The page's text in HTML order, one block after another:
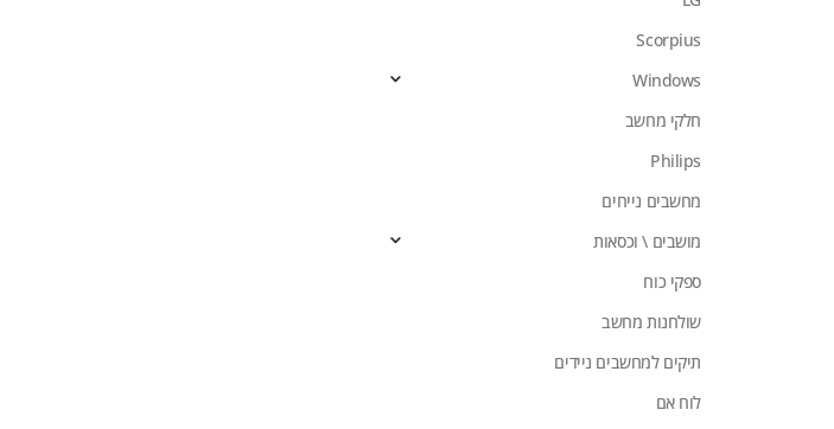
Scorpius
Windows
חלקי מחשב
Philips
מחשבים נייחים
מושבים \ וכסאות
ספקי כוח
שולחנות מחשב
תיקים למחשבים ניידים
לוח אם